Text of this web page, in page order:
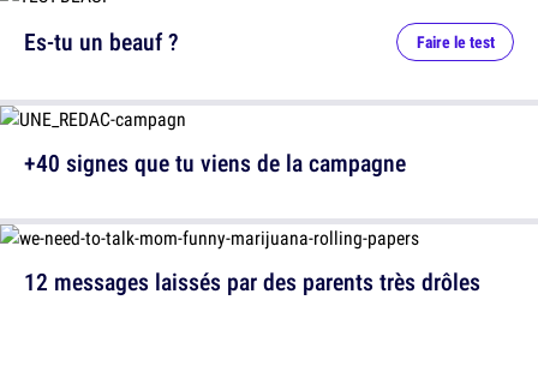
12 messages laissés par des parents très drôles
Es-tu un beauf ? Faire le test
+40 signes que tu viens de la campagne